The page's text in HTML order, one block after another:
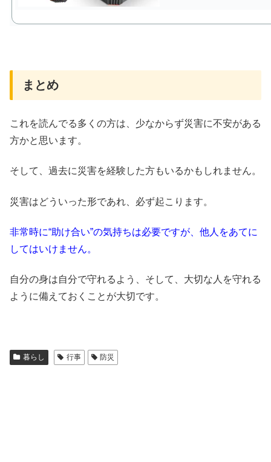
まとめ
これを読んでる多くの方は、少なからず災害に不安がある
方かと思います。
そして、過去に災害を経験した方もいるかもしれません。
災害はどういった形であれ、必ず起こります。
非常時に“助け合い”の気持ちは必要ですが、他人をあてに
してはいけません。
自分の身は自分で守れるよう、そして、大切な人を守れる
ように備えておくことが大切です。
暮らし 行事 防災